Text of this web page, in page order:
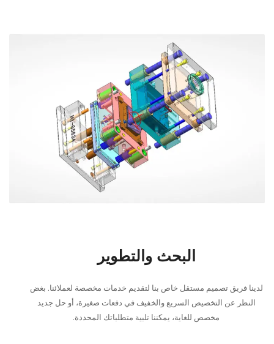
البحث والتطوير
تصميم مستقل خاص بنا لتقديم خدمات مخصصة لعملائنا. بغض
التخصيص السريع والخفيف في دفعات صغيرة، أو حل جديد
مخصص للغاية، يمكننا تلبية متطلباتك المحددة.